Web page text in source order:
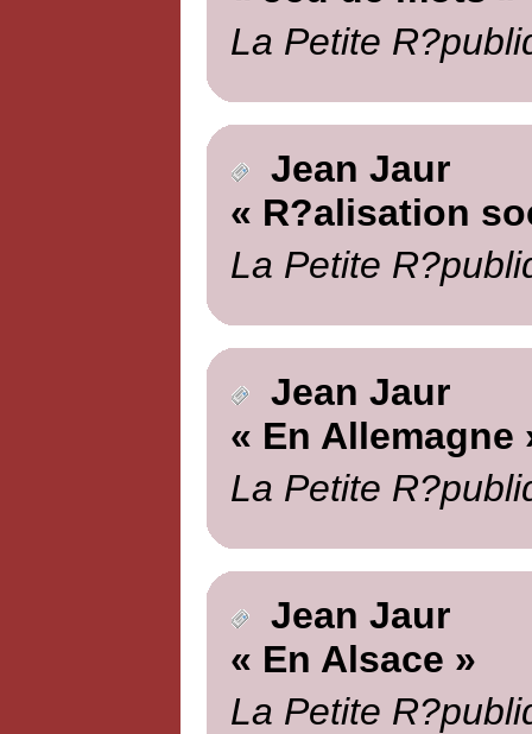
La Petite
Jean Jaur
« R?alisation
La Petite
Jean Jaur
« En Allemagne
La Petite
Jean Jaur
« En Alsace »
La Petite